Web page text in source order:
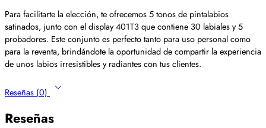
Para facilitarte la elección, te ofrecemos 5 tonos de pintalabios
satinados, junto con el display 401T3 que contiene 30 labiales y 5
probadores. Este conjunto es perfecto tanto para uso personal como
para la reventa, brindándote la oportunidad de compartir la experiencia
de unos labios irresistibles y radiantes con tus clientes.
Reseñas (0)
Reseñas